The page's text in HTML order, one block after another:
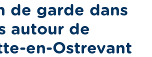
de garde dans
autour de
en-Ostrevant